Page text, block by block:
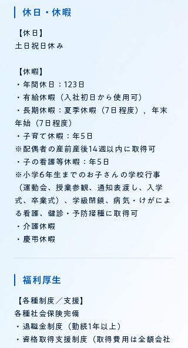
休日・休暇
【休日】
土日祝日休み
【休暇】
・年間休日：123日
・有給休暇（入社初日から使用可）
・長期休暇：夏季休暇（7日程度），年末
年始（7日程度）
・子育て休暇：年5日
※配偶者の産前産後14週以内に取得可
・子の看護等休暇：年5日
※小学6年生までのお子さんの学校行事
（運動会、授業参観、通知表渡し、入学
式、卒業式）、学級閉鎖、病気・けがによ
る看護、健診・予防接種に取得可
・介護休暇
・慶弔休暇
福利厚生
【各種制度／支援】
各種社会保険完備
・退職金制度（勤続1年以上）
・資格取得支援制度（取得費用は全額会社